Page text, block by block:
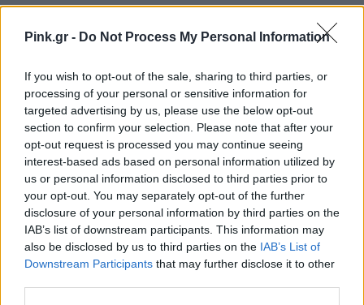
Pink.gr - Do Not Process My Personal Information
If you wish to opt-out of the sale, sharing to third parties, or
processing of your personal or sensitive information for
targeted advertising by us, please use the below opt-out
section to confirm your selection. Please note that after your
opt-out request is processed you may continue seeing
interest-based ads based on personal information utilized by
us or personal information disclosed to third parties prior to
your opt-out. You may separately opt-out of the further
disclosure of your personal information by third parties on the
IAB’s list of downstream participants. This information may
also be disclosed by us to third parties on the IAB’s List of
Downstream Participants that may further disclose it to other